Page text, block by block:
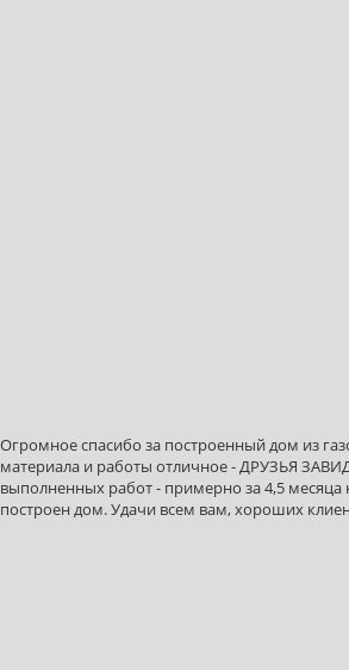
Огромное спасибо за построенный дом из
материала и работы отличное - ДРУЗЬЯ
выполненных работ - примерно за 4,5 месяца
построен дом. Удачи всем вам, хороших